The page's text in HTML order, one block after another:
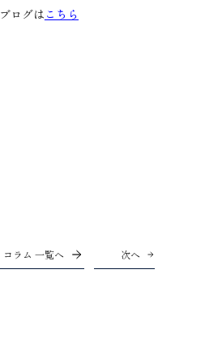
ログは こちら
コラム 一覧へ 次へ